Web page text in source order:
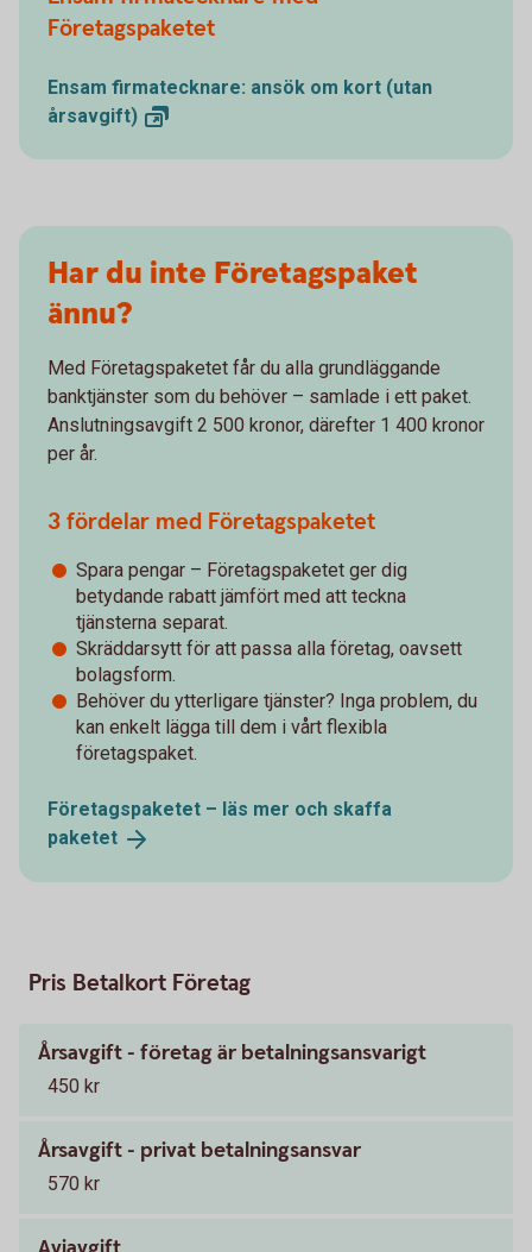
Företagspaketet
Ensam firmatecknare: ansök om kort (utan
årsavgift)
Har du inte Företagspaket
ännu?
Med Företagspaketet får du alla grundläggande
banktjänster som du behöver – samlade i ett paket.
Anslutningsavgift 2 500 kronor, därefter 1 400 kronor
per år.
3 fördelar med Företagspaketet
Spara pengar – Företagspaketet ger dig
betydande rabatt jämfört med att teckna
tjänsterna separat.
Skräddarsytt för att passa alla företag, oavsett
bolagsform.
Behöver du ytterligare tjänster? Inga problem, du
kan enkelt lägga till dem i vårt flexibla
företagspaket.
Företagspaketet – läs mer och skaffa
paketet
Pris Betalkort Företag
Årsavgift - företag är betalningsansvarigt
450 kr
Årsavgift - privat betalningsansvar
570 kr